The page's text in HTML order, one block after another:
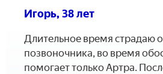
Игорь, 38 лет
Длительное время страдаю
позвоночника, во время
помогает только Артра.